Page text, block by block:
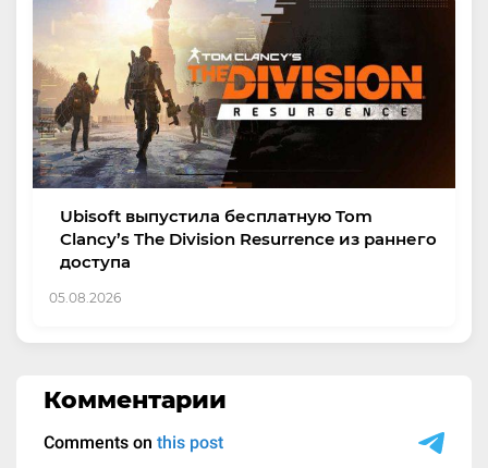
Ubisoft выпустила бесплатную Tom
Clancy’s The Division Resurrence из раннего
доступа
05.08.2026
Комментарии